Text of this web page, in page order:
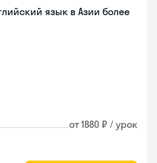
язык в Азии более
от 1880 ₽ / урок